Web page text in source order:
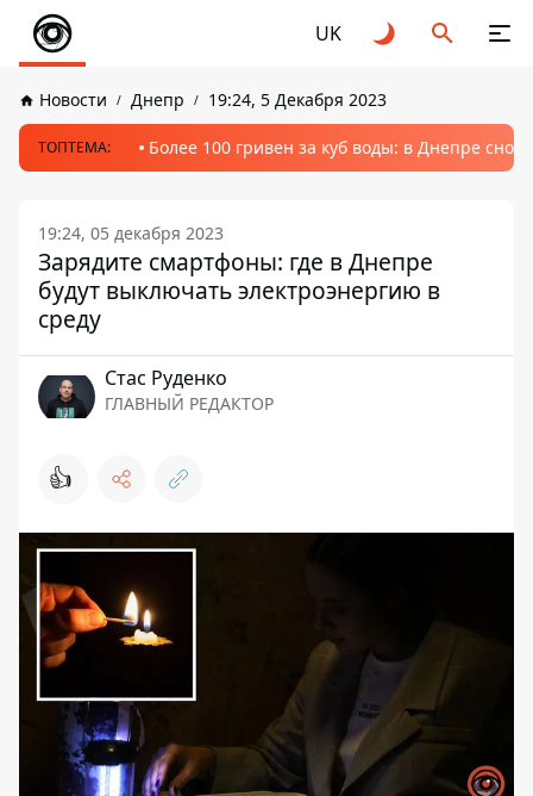
UK
Новости Днепр 19:24, 5 Декабря 2023
ТОПТЕМА: Более 100 гривен за куб воды: в Днепре
19:24, 05 декабря 2023
Зарядите смартфоны: где в Днепре
будут выключать электроэнергию в
среду
Стаc Руденко
ГЛАВНЫЙ РЕДАКТОР
👍